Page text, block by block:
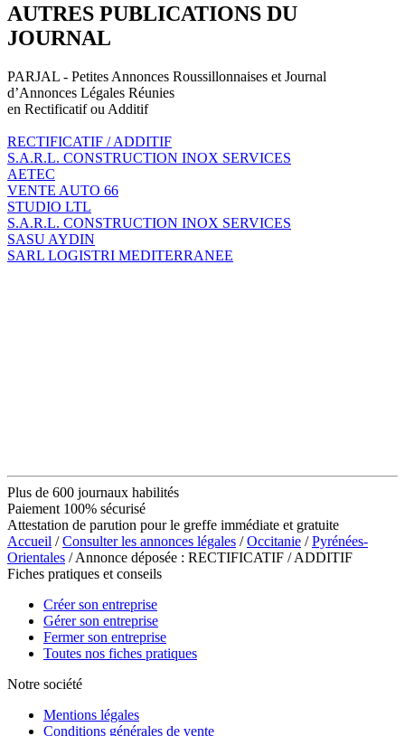
AUTRES PUBLICATIONS DU
JOURNAL
PARJAL - Petites Annonces Roussillonnaises et Journal
d’Annonces Légales Réunies
en Rectificatif ou Additif
RECTIFICATIF / ADDITIF
S.A.R.L. CONSTRUCTION INOX SERVICES
AETEC
VENTE AUTO 66
STUDIO LTL
S.A.R.L. CONSTRUCTION INOX SERVICES
SASU AYDIN
SARL LOGISTRI MEDITERRANEE
Plus de 600 journaux habilités
Paiement 100% sécurisé
Attestation de parution pour le greffe immédiate et gratuite
Accueil /Consulter les annonces légales /Occitanie /Pyrénées-
Orientales / Annonce déposée : RECTIFICATIF / ADDITIF
Fiches pratiques et conseils
Créer son entreprise
Gérer son entreprise
Fermer son entreprise
Toutes nos fiches pratiques
Notre société
Mentions légales
Conditions générales de vente